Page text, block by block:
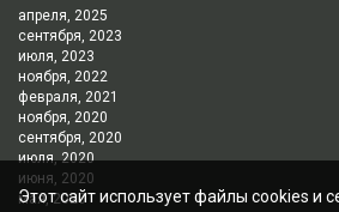
апреля, 2025
сентября, 2023
июля, 2023
ноября, 2022
февраля, 2021
ноября, 2020
сентября, 2020
июля, 2020
июня, 2020
мая, 2020
Этот сайт использует файлы cookies и